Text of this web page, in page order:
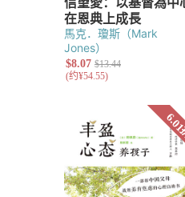
诗歌
散文
小说
工具书
馬克．瓊斯（Mark
Jones）